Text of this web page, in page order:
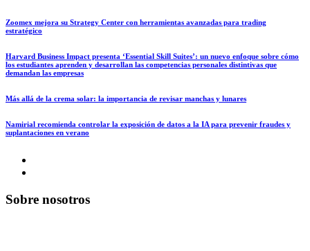
Zoomex mejora su Strategy Center con herramientas avanzadas para trading
estratégico
Harvard Business Impact presenta ‘Essential Skill Suites’: un nuevo enfoque sobre cómo
los estudiantes aprenden y desarrollan las competencias personales distintivas que
demandan las empresas
Más allá de la crema solar: la importancia de revisar manchas y lunares
Namirial recomienda controlar la exposición de datos a la IA para prevenir fraudes y
suplantaciones en verano
Sobre nosotros